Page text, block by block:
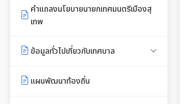
คำแถลงนโยบายนายกเทศมนตรีเมืองสุ
เทพ
ข้อมูลทั่วไปเกี่ยวกับเทศบาล
ประวัติความเป็นมา
แผนพัฒนาท้องถิ่น